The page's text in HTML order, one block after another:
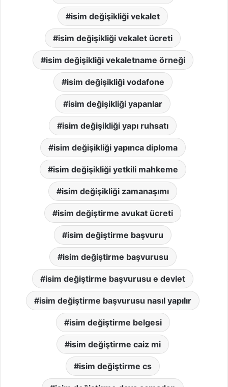
isim değişikliği vekalet
isim değişikliği vekalet ücreti
isim değişikliği vekaletname örneği
isim değişikliği vodafone
isim değişikliği yapanlar
isim değişikliği yapı ruhsatı
isim değişikliği yapınca diploma
isim değişikliği yetkili mahkeme
isim değişikliği zamanaşımı
isim değiştirme avukat ücreti
isim değiştirme başvuru
isim değiştirme başvurusu
isim değiştirme başvurusu e devlet
isim değiştirme başvurusu nasıl yapılır
isim değiştirme belgesi
isim değiştirme caiz mi
isim değiştirme cs